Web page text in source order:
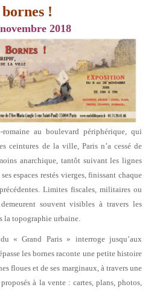
!
2018
au boulevard périphérique, qui
ceintures de la ville, Paris n’a cessé de
anarchique, tantôt suivant les lignes
espaces restés vierges, finissant chaque
Limites fiscales, militaires ou
souvent visibles à travers les
la topographie urbaine.
« Grand Paris » interroge jusqu’aux
les bornes raconte une petite histoire
floues et de ses marginaux, à travers une
à la vente : cartes, plans, photos,